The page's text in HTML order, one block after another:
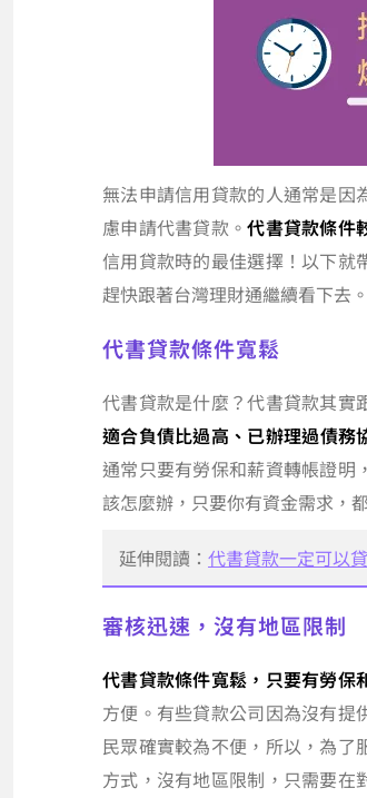
無法申請信用貸款的人通常是因
慮申請代書貸款。代書貸款條件
信用貸款時的最佳選擇！以下就
趕快跟著台灣理財通繼續看下去。
代書貸款條件寬鬆
代書貸款是什麼？代書貸款其實
適合負債比過高、已辦理過債
通常只要有勞保和薪資轉帳證明
該怎麼辦，只要你有資金需求，
延伸閱讀：代書貸款一定可以
審核迅速，沒有地區限制
代書貸款條件寬鬆，只要有勞保
方便。有些貸款公司因為沒有提
民眾確實較為不便，所以，為了
方式，沒有地區限制，只需要在